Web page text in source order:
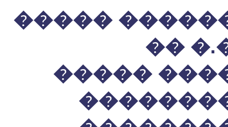
�����
��
�����